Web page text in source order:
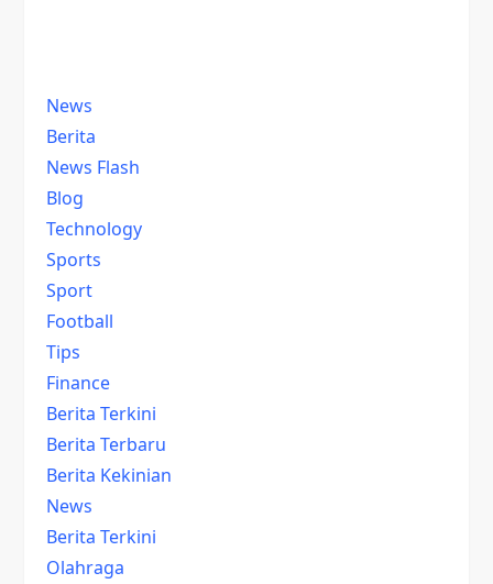
News
Berita
News Flash
Blog
Technology
Sports
Sport
Football
Tips
Finance
Berita Terkini
Berita Terbaru
Berita Kekinian
News
Berita Terkini
Olahraga